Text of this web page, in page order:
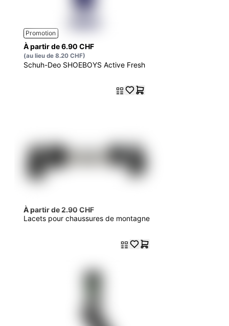
Promotion
À partir de 6.90 CHF
(au lieu de 8.20 CHF)
Schuh-Deo SHOEBOYS Active Fresh
À partir de 2.90 CHF
Lacets pour chaussures de montagne